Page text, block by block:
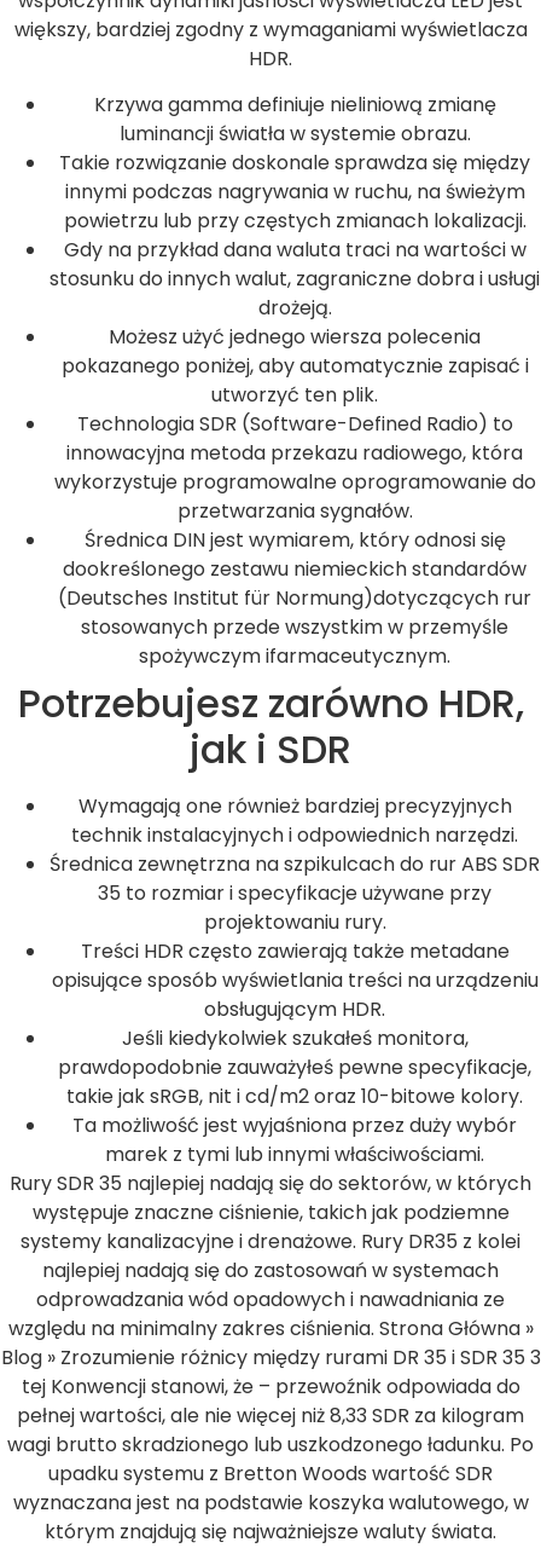
większy, bardziej zgodny z wymaganiami wyświetlacza
HDR.
Krzywa gamma definiuje nieliniową zmianę
luminancji światła w systemie obrazu.
Takie rozwiązanie doskonale sprawdza się między
innymi podczas nagrywania w ruchu, na świeżym
powietrzu lub przy częstych zmianach lokalizacji.
Gdy na przykład dana waluta traci na wartości w
stosunku do innych walut, zagraniczne dobra i usługi
drożeją.
Możesz użyć jednego wiersza polecenia
pokazanego poniżej, aby automatycznie zapisać i
utworzyć ten plik.
Technologia SDR (Software-Defined Radio) to
innowacyjna metoda przekazu radiowego, która
wykorzystuje programowalne oprogramowanie do
przetwarzania sygnałów.
Średnica DIN jest wymiarem, który odnosi się
dookreślonego zestawu niemieckich standardów
(Deutsches Institut für Normung)dotyczących rur
stosowanych przede wszystkim w przemyśle
spożywczym ifarmaceutycznym.
Potrzebujesz zarówno HDR,
jak i SDR
Wymagają one również bardziej precyzyjnych
technik instalacyjnych i odpowiednich narzędzi.
Średnica zewnętrzna na szpikulcach do rur ABS SDR
35 to rozmiar i specyfikacje używane przy
projektowaniu rury.
Treści HDR często zawierają także metadane
opisujące sposób wyświetlania treści na urządzeniu
obsługującym HDR.
Jeśli kiedykolwiek szukałeś monitora,
prawdopodobnie zauważyłeś pewne specyfikacje,
takie jak sRGB, nit i cd/m2 oraz 10-bitowe kolory.
Ta możliwość jest wyjaśniona przez duży wybór
marek z tymi lub innymi właściwościami.
Rury SDR 35 najlepiej nadają się do sektorów, w których
występuje znaczne ciśnienie, takich jak podziemne
systemy kanalizacyjne i drenażowe. Rury DR35 z kolei
najlepiej nadają się do zastosowań w systemach
odprowadzania wód opadowych i nawadniania ze
względu na minimalny zakres ciśnienia. Strona Główna »
Blog » Zrozumienie różnicy między rurami DR 35 i SDR 35 3
tej Konwencji stanowi, że – przewoźnik odpowiada do
pełnej wartości, ale nie więcej niż 8,33 SDR za kilogram
wagi brutto skradzionego lub uszkodzonego ładunku. Po
upadku systemu z Bretton Woods wartość SDR
wyznaczana jest na podstawie koszyka walutowego, w
którym znajdują się najważniejsze waluty świata.